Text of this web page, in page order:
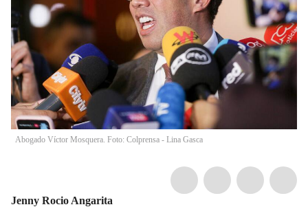
Abogado Víctor Mosquera. Foto: Colprensa - Lina Gasca
Jenny Rocio Angarita